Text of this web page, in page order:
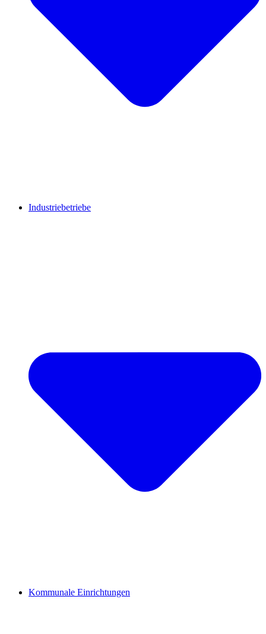
Industriebetriebe
Kommunale Einrichtungen